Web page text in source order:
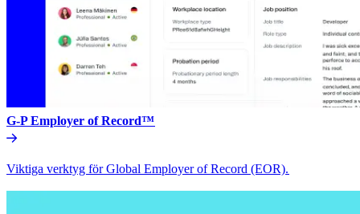
G-P Employer of Record™​​
Viktiga verktyg för Global Employer of Record (EOR).​​